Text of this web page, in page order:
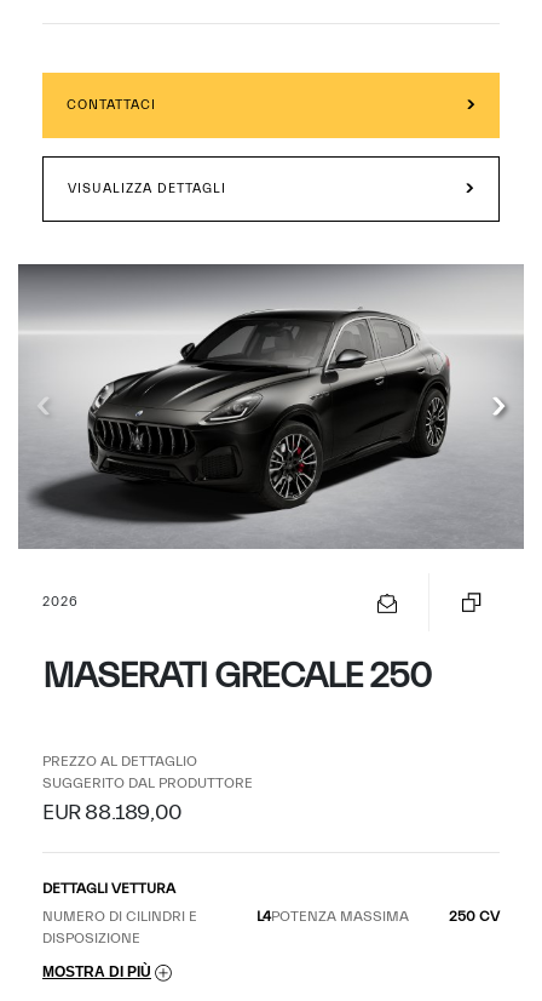
CONTATTACI
VISUALIZZA DETTAGLI
MASERATI GRECALE 250
2026
PREZZO AL DETTAGLIO
SUGGERITO DAL PRODUTTORE
EUR 88.189,00
DETTAGLI VETTURA
NUMERO DI CILINDRI E
DISPOSIZIONE
L4POTENZA MASSIMA 250 CV
MOSTRA DI PIÙ